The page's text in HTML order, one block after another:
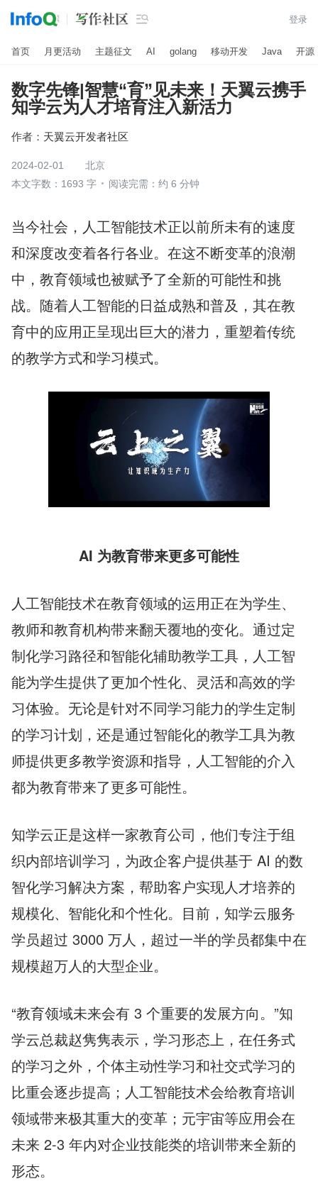
 登录
首页 月更活动 主题征文 AI golang 移动开发 Java 开源
数字先锋|智慧“育”见未来！天翼云携手
知学云为人才培育注入新活力
作者： 天翼云开发者社区
2024-02-01
北京
本文字数：1693 字
阅读完需：约 6 分钟
当今社会，人工智能技术正以前所未有的速度
和深度改变着各行各业。在这不断变革的浪潮
中，教育领域也被赋予了全新的可能性和挑
战。随着人工智能的日益成熟和普及，其在教
育中的应用正呈现出巨大的潜力，重塑着传统
的教学方式和学习模式。
AI 为教育带来更多可能性
人工智能技术在教育领域的运用正在为学生、
教师和教育机构带来翻天覆地的变化。通过定
制化学习路径和智能化辅助教学工具，人工智
能为学生提供了更加个性化、灵活和高效的学
习体验。无论是针对不同学习能力的学生定制
的学习计划，还是通过智能化的教学工具为教
师提供更多教学资源和指导，人工智能的介入
都为教育带来了更多可能性。
知学云正是这样一家教育公司，他们专注于组
织内部培训学习，为政企客户提供基于 AI 的数
智化学习解决方案，帮助客户实现人才培养的
规模化、智能化和个性化。目前，知学云服务
学员超过 3000 万人，超过一半的学员都集中在
规模超万人的大型企业。
“教育领域未来会有 3 个重要的发展方向。”知
学云总裁赵隽隽表示，学习形态上，在任务式
的学习之外，个体主动性学习和社交式学习的
比重会逐步提高；人工智能技术会给教育培训
领域带来极其重大的变革；元宇宙等应用会在
未来 2-3 年内对企业技能类的培训带来全新的
形态。